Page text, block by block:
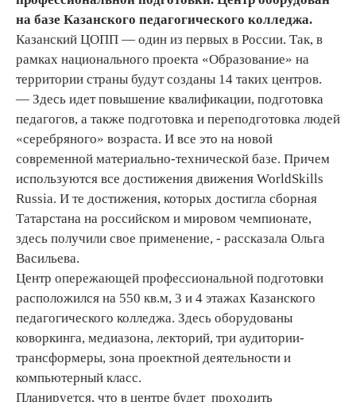
на базе Казанского педагогического колледжа.
Казанский ЦОПП — один из первых в России. Так, в
рамках национального проекта «Образование» на
территории страны будут созданы 14 таких центров.
— Здесь идет повышение квалификации, подготовка
педагогов, а также подготовка и переподготовка людей
«серебряного» возраста. И все это на новой
современной материально-технической базе. Причем
используются все достижения движения WorldSkills
Russia. И те достижения, которых достигла сборная
Татарстана на российском и мировом чемпионате,
здесь получили свое применение, - рассказала Ольга
Васильева.
Центр опережающей профессиональной подготовки
расположился на 550 кв.м, 3 и 4 этажах Казанского
педагогического колледжа. Здесь оборудованы
коворкинга, медиазона, лекторий, три аудитории-
трансформеры, зона проектной деятельности и
компьютерный класс.
Планируется, что в центре будет проходить